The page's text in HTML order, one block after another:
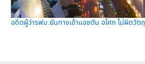
อดีตผู้ว่ารฟม.ยันทางเข้าแอชตัน อโศก ไม่ผิดวัต